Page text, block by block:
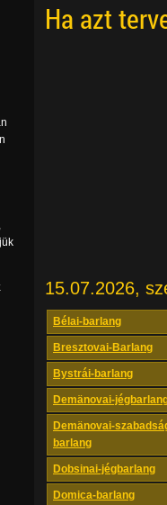
Ha azt
15.07.2026,
Bélai-barlang
Bresztovai-Barlang
Bystrái-barlang
Demänovai-
Demänovai-
barlang
Dobsinai-jégbarlang
Domica-barlang